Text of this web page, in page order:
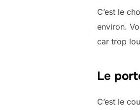
C’est le
environ.
car trop
Le
C’est le